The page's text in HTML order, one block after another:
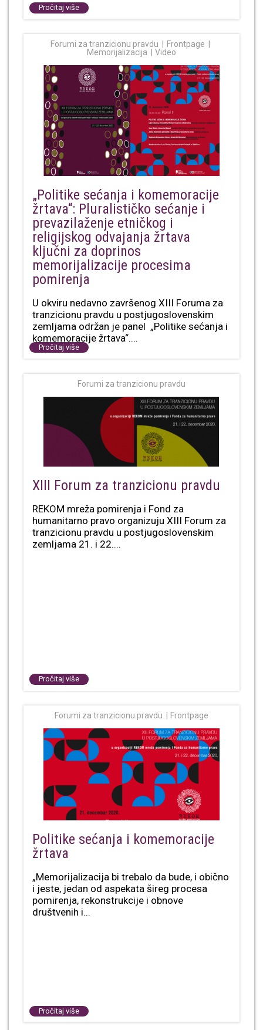
Pročitaj više
Forumi za tranzicionu pravdu
Frontpage
Memorijalizacija
Video
„Politike sećanja i komemoracije
žrtava“: Pluralističko sećanje i
prevazilaženje etničkog i
religijskog odvajanja žrtava
ključni za doprinos
memorijalizacije procesima
pomirenja
U okviru nedavno završenog XIII Foruma za
tranzicionu pravdu u postjugoslovenskim
zemljama održan je panel „Politike sećanja i
komemoracije žrtava“....
Pročitaj više
Forumi za tranzicionu pravdu
XIII Forum za tranzicionu pravdu
REKOM mreža pomirenja i Fond za
humanitarno pravo organizuju XIII Forum za
tranzicionu pravdu u postjugoslovenskim
zemljama 21. i 22....
Pročitaj više
Forumi za tranzicionu pravdu Frontpage
Politike sećanja i komemoracije
žrtava
„Memorijalizacija bi trebalo da bude, i obično
i jeste, jedan od aspekata šireg procesa
pomirenja, rekonstrukcije i obnove
društvenih i...
Pročitaj više